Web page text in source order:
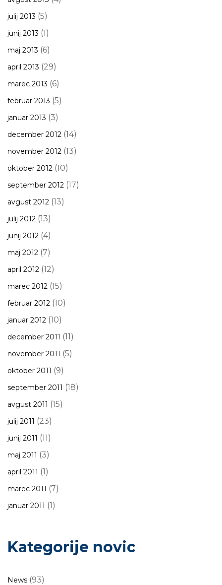
julij 2013 (5)
junij 2013 (1)
maj 2013 (6)
april 2013 (29)
marec 2013 (6)
februar 2013 (5)
januar 2013 (3)
december 2012 (14)
november 2012 (13)
oktober 2012 (10)
september 2012 (17)
avgust 2012 (13)
julij 2012 (13)
junij 2012 (4)
maj 2012 (7)
april 2012 (12)
marec 2012 (15)
februar 2012 (10)
januar 2012 (10)
december 2011 (11)
november 2011 (5)
oktober 2011 (9)
september 2011 (18)
avgust 2011 (15)
julij 2011 (23)
junij 2011 (11)
maj 2011 (3)
april 2011 (1)
marec 2011 (7)
januar 2011 (1)
Kategorije novic
News (93)